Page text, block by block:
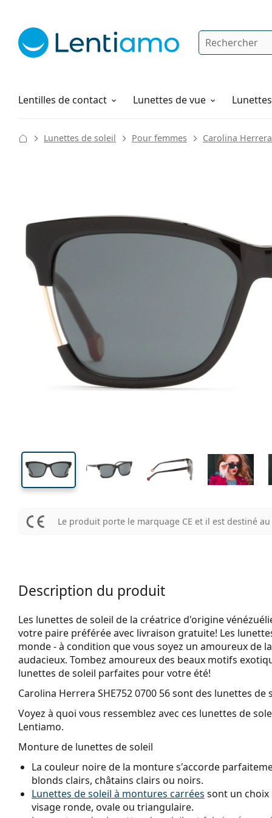
Rechercher
Lentilles de contact
Solutions Lunettes de vue
Comment commander
Lunettes de soleil Pour femmes Carolina Herrera
43 mm
Largeur des verres Largeur des verres
Largeur
des verres
Le produit porte le marquage CE et il est destiné
Description du produit
Les lunettes de soleil de la créatrice d'origine
votre paire préférée avec livraison gratuite! Les
monde - à condition que vous soyez un amoureux de
audacieux. Tombez amoureux des beaux motifs
lunettes de soleil parfaites pour votre été!
Carolina Herrera SHE752 0700 56sont des lunettes de
Voyez à quoi vous ressemblez avec ces lunettes de
Lentiamo.
Monture de lunettes de soleil
La couleur noire de la monture s'accorde
blonds clairs, châtains clairs ou noirs.
Lunettes de soleil à montures carrées sont un
visage ronde, ovale ou triangulaire.